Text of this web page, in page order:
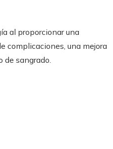
al proporcionar una
complicaciones, una mejora
de sangrado.